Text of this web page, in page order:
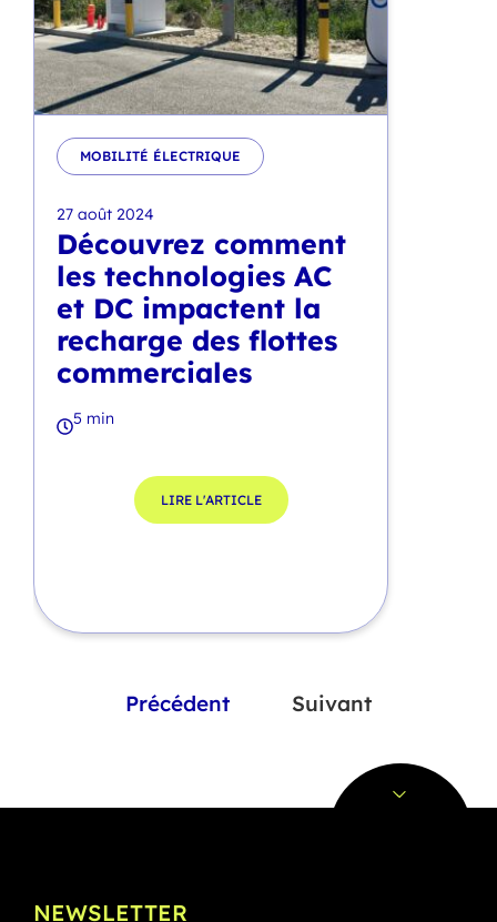
MOBILITÉ ÉLECTRIQUE
27 août 2024
Découvrez comment
les technologies AC
et DC impactent la
recharge des flottes
commerciales
5 min
LIRE L'ARTICLE
Précédent Suivant
NEWSLETTER